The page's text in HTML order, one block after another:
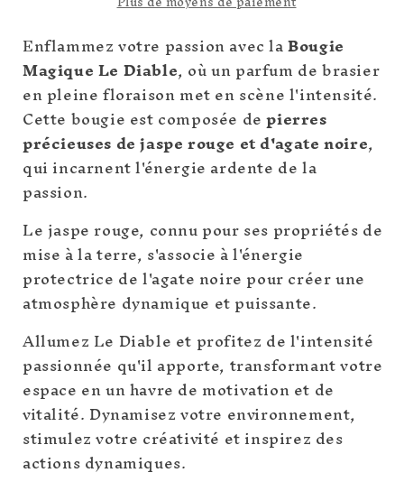
Enflammez votre passion avec laBougie
Magique Le Diable, où un parfum de brasier
en pleine floraison met en scène l'intensité.
Cette bougie est composée depierres
précieuses de jaspe rouge et d'agate noire,
qui incarnent l'énergie ardente de la
passion.
Le jaspe rouge, connu pour ses propriétés de
mise à la terre, s'associe à l'énergie
protectrice de l'agate noire pour créer une
atmosphère dynamique et puissante.
Allumez Le Diable et profitez de l'intensité
passionnée qu'il apporte, transformant votre
espace en un havre de motivation et de
vitalité. Dynamisez votre environnement,
stimulez votre créativité et inspirez des
actions dynamiques.